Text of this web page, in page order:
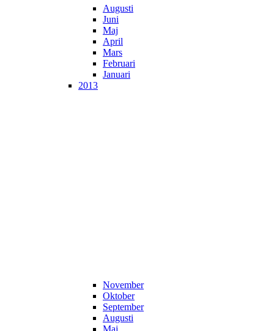
Augusti
Juni
Maj
April
Mars
Februari
Januari
2013
November
Oktober
September
Augusti
Maj